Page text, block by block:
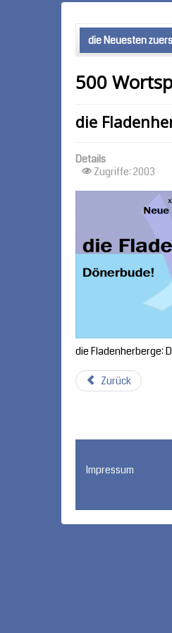
die Neuesten
500
die
Details
Zugriffe: 2003
die Fladenherberge:
Zurück
Impressum